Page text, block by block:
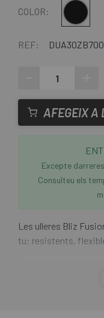
COLOR: Negre Mate
REF:
AFEGEIX A
Excepte
Consulteu els
Les ulleres Bliz
tu: resistents,
són un model